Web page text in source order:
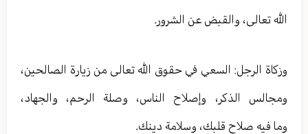
الله تعالى، والقبض عن الشرور.
وزكاة الرجل: السعي في حقوق الله تعالى من زيارة الصالحين،
ومجالس الذكر، وإصلاح الناس، وصلة الرحم، والجهاد،
وما فيه صلاح قلبك، وسلامة دينك.